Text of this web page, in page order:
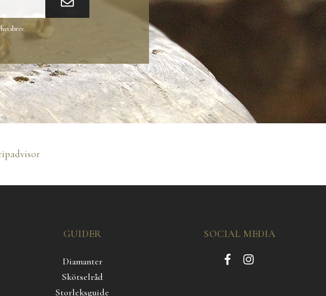
GUIDER
Diamanter
Skötselråd
Storleksguide
SOCIAL MEDIA